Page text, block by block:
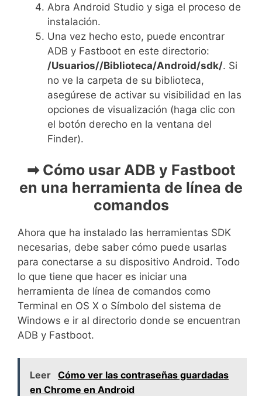
Abra Android Studio y siga el proceso de
instalación.
Una vez hecho esto, puede encontrar
ADB y Fastboot en este directorio:
/Usuarios//Biblioteca/Android/sdk/. Si
no ve la carpeta de su biblioteca,
asegúrese de activar su visibilidad en las
opciones de visualización (haga clic con
el botón derecho en la ventana del
Finder).
➡ Cómo usar ADB y Fastboot
en una herramienta de línea de
comandos
Ahora que ha instalado las herramientas SDK
necesarias, debe saber cómo puede usarlas
para conectarse a su dispositivo Android. Todo
lo que tiene que hacer es iniciar una
herramienta de línea de comandos como
Terminal en OS X o Símbolo del sistema de
Windows e ir al directorio donde se encuentran
ADB y Fastboot.
Leer Cómo ver las contraseñas guardadas
en Chrome en Android